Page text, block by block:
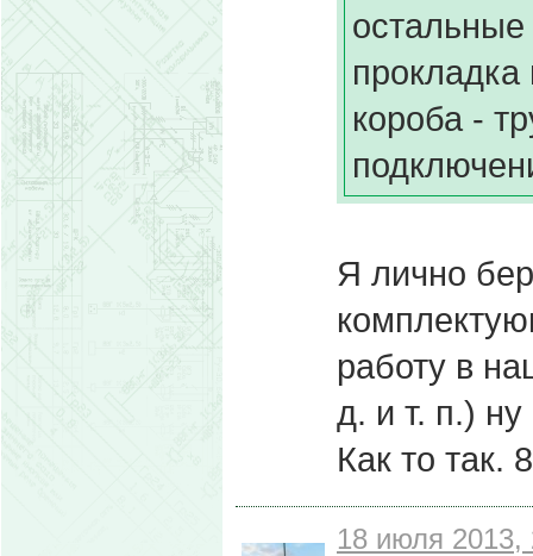
короба -
Я лично
работу в
д. и т. п.)
Как то так.
18 июля 2013,